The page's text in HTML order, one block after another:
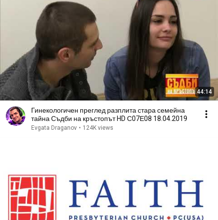
44:14
Гинекологичен преглед разплита стара семейна
тайна Съдби на кръстопът HD С07Е08 18.04.2019
Evgata Draganov • 124K views